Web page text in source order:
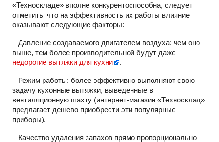
«Техноскладе» вполне конкурентоспособна, следует
отметить, что на эффективность их работы влияние
оказывают следующие факторы:
– Давление создаваемого двигателем воздуха: чем оно
выше, тем более производительной будут даже
недорогие вытяжки для кухни
.
– Режим работы: более эффективно выполняют свою
задачу кухонные вытяжки, выведенные в
вентиляционную шахту (интернет-магазин «Техносклад»
предлагает дешево приобрести эти популярные
приборы).
– Качество удаления запахов прямо пропорционально